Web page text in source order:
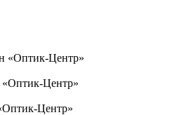
«Оптик-Центр»
Центр»
Центр»